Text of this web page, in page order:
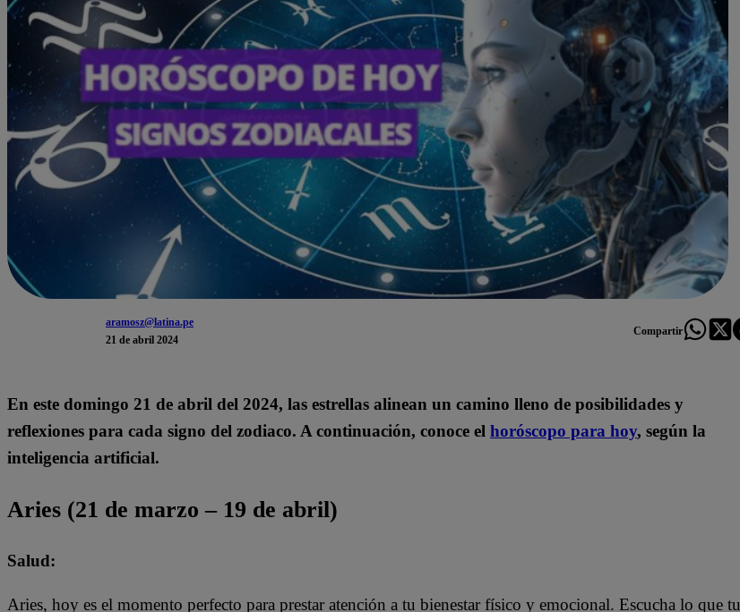
aramosz@latina.pe
21 de abril 2024
Compartir
En este domingo 21 de abril del 2024, las estrellas alinean un camino lleno de posibilidades y
reflexiones para cada signo del zodiaco. A continuación, conoce el horóscopo para hoy, según la
inteligencia artificial.
Aries (21 de marzo – 19 de abril)
Salud:
Aries, hoy es el momento perfecto para prestar atención a tu bienestar físico y emocional. Escucha lo que tu